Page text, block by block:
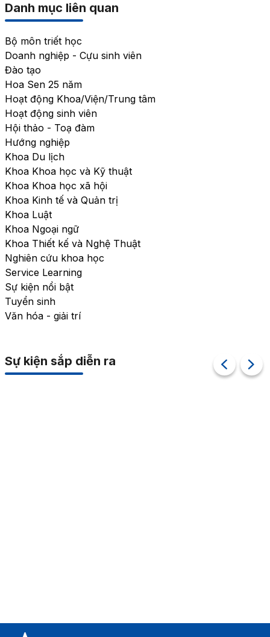
Danh mục liên quan
Bộ môn triết học
Doanh nghiệp - Cựu sinh viên
Đào tạo
Hoa Sen 25 năm
Hoạt động Khoa/Viện/Trung tâm
Hoạt động sinh viên
Hội thảo - Toạ đàm
Hướng nghiệp
Khoa Du lịch
Khoa Khoa học và Kỹ thuật
Khoa Khoa học xã hội
Khoa Kinh tế và Quản trị
Khoa Luật
Khoa Ngoại ngữ
Khoa Thiết kế và Nghệ Thuật
Nghiên cứu khoa học
Service Learning
Sự kiện nổi bật
Tuyển sinh
Văn hóa - giải trí
Sự kiện sắp diễn ra